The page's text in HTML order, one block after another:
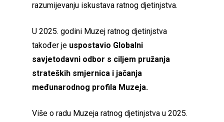
razumijevanju iskustava ratnog djetinjstva.
U 2025. godini Muzej ratnog djetinjstva
također je uspostavio Globalni
savjetodavni odbor s ciljem pružanja
strateških smjernica i jačanja
međunarodnog profila Muzeja.
Više o radu Muzeja ratnog djetinjstva u 2025.